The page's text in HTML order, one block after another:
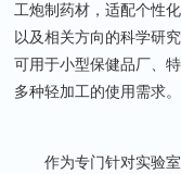
工炮制药材，适配个性
以及相关方向的科学研
可用于小型保健品厂、
多种轻加工的使用需求。
作为专门针对实验室